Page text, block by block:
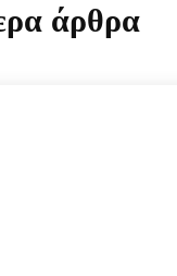
άρθρα